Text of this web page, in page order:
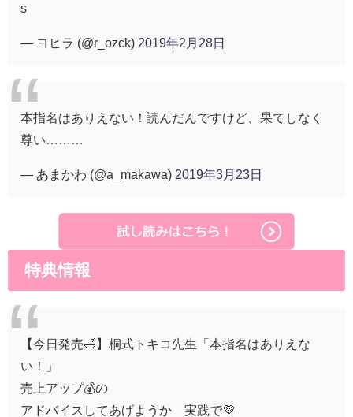
s
— ヨヒラ (@r_ozck) 2019年2月28日
本指名はありえない！読んだんですけど、果てしなく
尊い………
— あまかわ (@a_makawa) 2019年3月23日
特典情報
【今日発売🛁】桐式トキコ先生「本指名はありえな
い！」
売上アップ💰の
アドバイスしてあげようか 実践で💜